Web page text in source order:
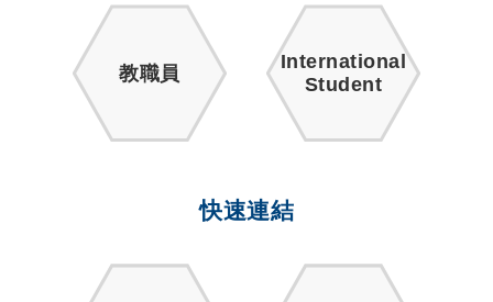
教職員
International
Student
快速連結